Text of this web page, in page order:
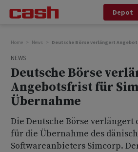
Depot
Home News Deutsche Börse verlängert
NEWS
Deutsche Börse
Angebotsfrist für
Übernahme
Die Deutsche Börse
für die Übernahme des
Softwareanbieters Simcorp.